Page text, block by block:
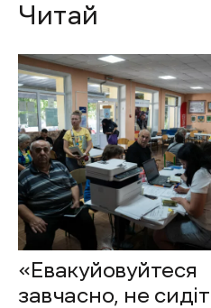
Читай
«Евакуйовуйтеся
завчасно, не